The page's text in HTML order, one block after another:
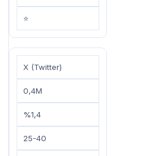
⭐
X (Twitter)
0,4M
%1,4
25-40